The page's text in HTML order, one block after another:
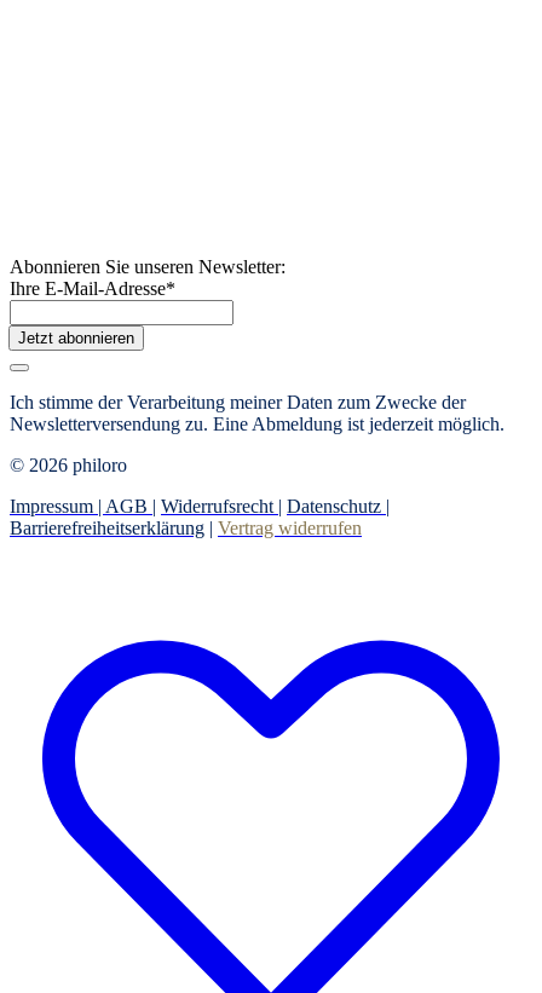
Abonnieren Sie unseren Newsletter:
Ihre E-Mail-Adresse*
Jetzt abonnieren
Ich stimme der Verarbeitung meiner Daten zum Zwecke der
Newsletterversendung zu. Eine Abmeldung ist jederzeit möglich.
© 2026 philoro
Impressum | AGB | Widerrufsrecht | Datenschutz |
Barrierefreiheitserklärung | Vertrag widerrufen